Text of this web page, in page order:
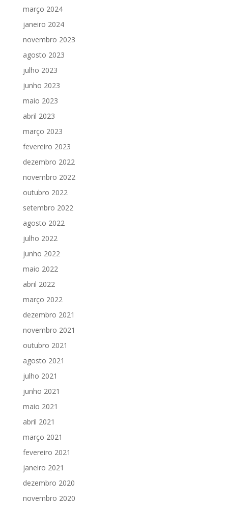
março 2024
janeiro 2024
novembro 2023
agosto 2023
julho 2023
junho 2023
maio 2023
abril 2023
março 2023
fevereiro 2023
dezembro 2022
novembro 2022
outubro 2022
setembro 2022
agosto 2022
julho 2022
junho 2022
maio 2022
abril 2022
março 2022
dezembro 2021
novembro 2021
outubro 2021
agosto 2021
julho 2021
junho 2021
maio 2021
abril 2021
março 2021
fevereiro 2021
janeiro 2021
dezembro 2020
novembro 2020